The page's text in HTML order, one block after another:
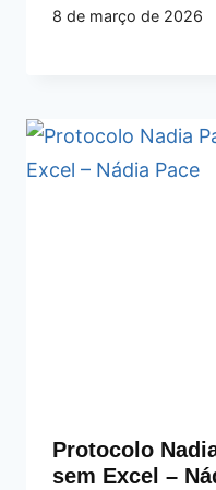
8 de março de 2026
Protocolo
sem Excel –